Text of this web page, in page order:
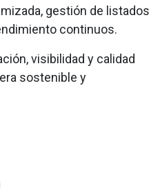
gestión de listados
continuos.
visibilidad y calidad
sostenible y